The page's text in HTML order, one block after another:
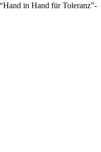
in Hand für Toleranz”-